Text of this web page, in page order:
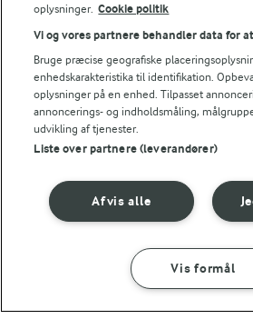
Fedt:
24 g
Kulhydrat:
56,2 g
10 TIMER
SÅDAN GØR DU
oplysninger. Cookie politik
Vi og vores partnere behandler data for
Bruge præcise geografiske
enhedskarakteristika til identifikation.
oplysninger på en enhed. Tilpasset
annoncerings- og indholdsmåling,
udvikling af tjenester.
Liste over partnere (leverandører)
Afvis alle
Vis formål